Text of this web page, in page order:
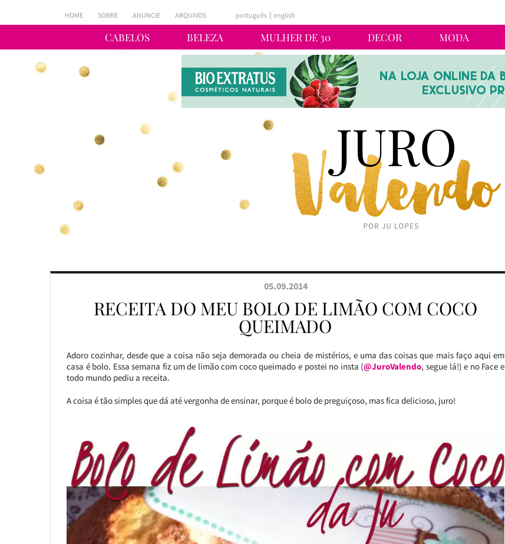
CABELOS BELEZA MULHER DE 30 DECOR MODA
HOME SOBRE ANUNCIE ARQUIVOS português english
05.09.2014
RECEITA DO MEU BOLO DE LIMÃO COM COCO
QUEIMADO
Adoro cozinhar, desde que a coisa não seja demorada ou cheia de mistérios, e uma das coisas que mais faço aqui em
casa é bolo. Essa semana fiz um de limão com coco queimado e postei no insta (@JuroValendo, segue lá!) e no Face e
todo mundo pediu a receita.
A coisa é tão simples que dá até vergonha de ensinar, porque é bolo de preguiçoso, mas fica delicioso, juro!